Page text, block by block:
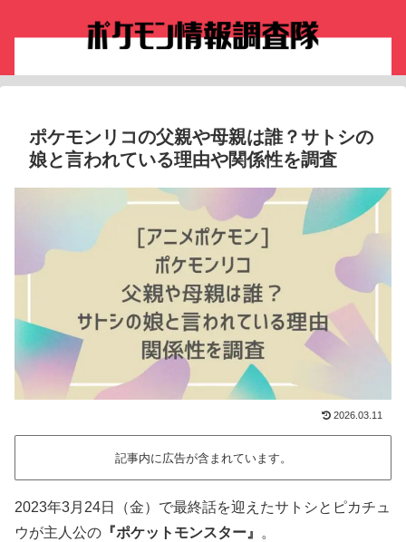
ポケモンリコの父親や母親は誰？サトシの
娘と言われている理由や関係性を調査
2026.03.11
記事内に広告が含まれています。
2023年3月24日（金）で最終話を迎えたサトシとピカチュ
ウが主人公の 『ポケットモンスター』 。